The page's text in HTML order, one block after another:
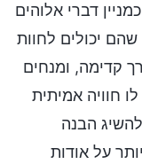
דברי אלוהים
יכולים לחוות
קדימה, ומנחים
חוויה אמיתית
הבנה
על אודות